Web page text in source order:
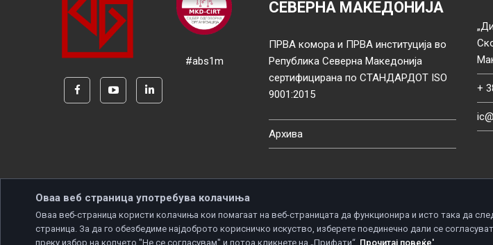
#abs1m
СЕВЕРНА МАКЕДОНИЈА
ПРВА комора и ПРВА институција во
Република Северна Македонија
сертифицирана по СТАНДАРДОТ ISO
9001:2015
Архива
+
Copyright © 2026 Developed by Unet. All rights reserved.
Оваа веб страница употребува колачиња
Оваа веб-страница користи колачиња кои помагаат на веб-страницата да функционира и исто така да
страница. За да го обезбедиме најдоброто корисничко искуство, изберете поединечно дали се
преку избор на копчето "Не се согласувам" и потоа кликнете на „Прифати“. Прочитај повеќе'